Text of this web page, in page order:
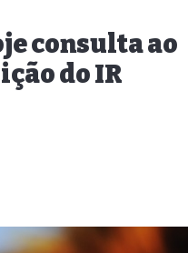
consulta ao
do IR